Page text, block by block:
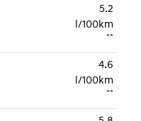
5.2
l/100km
**
4.6
l/100km
**